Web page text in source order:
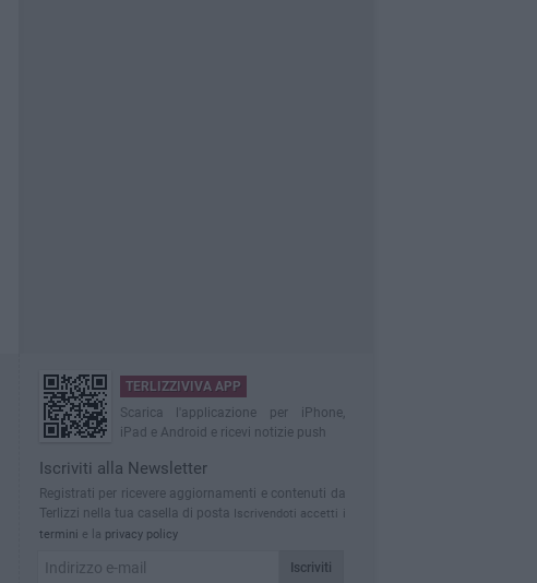
TERLIZZIVIVA APP
Scarica l'applicazione per iPhone,
iPad e Android e ricevi notizie push
Iscriviti alla Newsletter
Registrati per ricevere aggiornamenti e contenuti da
Terlizzi nella tua casella di posta Iscrivendoti accetti i
termini e la privacy policy
Iscriviti